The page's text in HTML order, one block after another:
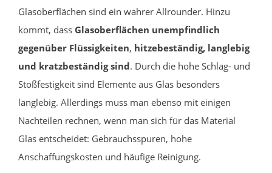
Glasoberflächen sind ein wahrer Allrounder. Hinzu
kommt, dass Glasoberflächen unempfindlich
gegenüber Flüssigkeiten, hitzebeständig, langlebig
und kratzbeständig sind. Durch die hohe Schlag- und
Stoßfestigkeit sind Elemente aus Glas besonders
langlebig. Allerdings muss man ebenso mit einigen
Nachteilen rechnen, wenn man sich für das Material
Glas entscheidet: Gebrauchsspuren, hohe
Anschaffungskosten und häufige Reinigung.